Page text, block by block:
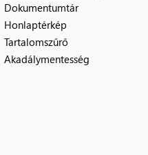
Dokumentumtár
Honlaptérkép
Tartalomszűrő
Akadálymentesség